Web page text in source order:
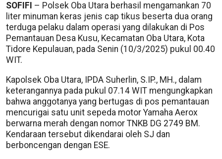
SOFIFI – Polsek Oba Utara berhasil mengamankan 70
liter minuman keras jenis cap tikus beserta dua orang
terduga pelaku dalam operasi yang dilakukan di Pos
Pemantauan Desa Kusu, Kecamatan Oba Utara, Kota
Tidore Kepulauan, pada Senin (10/3/2025) pukul 00.40
WIT.
Kapolsek Oba Utara, IPDA Suherlin, S.IP., MH., dalam
keterangannya pada pukul 07.14 WIT mengungkapkan
bahwa anggotanya yang bertugas di pos pemantauan
mencurigai satu unit sepeda motor Yamaha Aerox
berwarna merah dengan nomor TNKB DG 2749 BM.
Kendaraan tersebut dikendarai oleh SJ dan
berboncengan dengan ESE.